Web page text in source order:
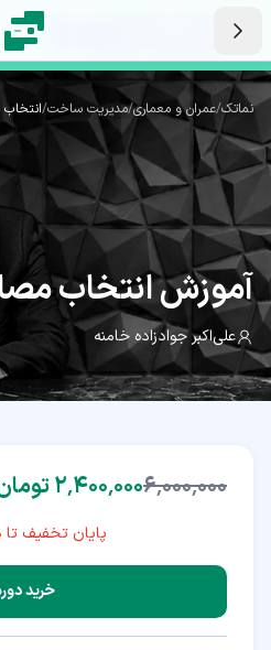
نماتک/عمران و معماری/مدیریت ساخت/
آموزشانتخاب
علی‌اکبر جوادزاده خامنه
۶٬۰۰۰٬۰۰۰۲٬۴۰۰٬۰۰۰ تومان
پایان تخفیف تا
خرید